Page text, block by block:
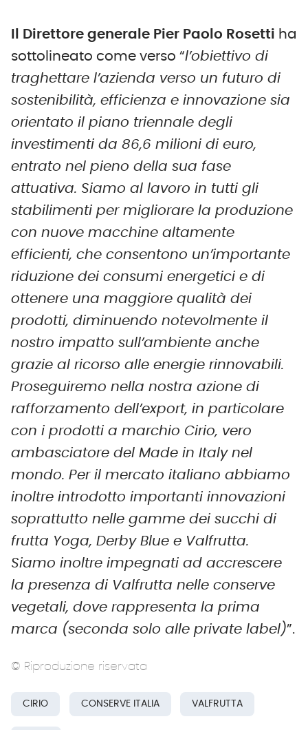
l Direttore generale Pier Paolo Rosetti ha
sottolineato come verso “l’obiettivo di
traghettare l’azienda verso un futuro di
sostenibilità, efficienza e innovazione sia
orientato il piano triennale degli
investimenti da 86,6 milioni di euro,
entrato nel pieno della sua fase
attuativa. Siamo al lavoro in tutti gli
stabilimenti per migliorare la produzione
con nuove macchine altamente
efficienti, che consentono un’importante
riduzione dei consumi energetici e di
ottenere una maggiore qualità dei
prodotti, diminuendo notevolmente il
nostro impatto sull’ambiente anche
grazie al ricorso alle energie rinnovabili.
Proseguiremo nella nostra azione di
rafforzamento dell’export, in particolare
con i prodotti a marchio Cirio, vero
ambasciatore del Made in Italy nel
mondo. Per il mercato italiano abbiamo
inoltre introdotto importanti innovazioni
soprattutto nelle gamme dei succhi di
frutta Yoga, Derby Blue e Valfrutta.
Siamo inoltre impegnati ad accrescere
la presenza di Valfrutta nelle conserve
vegetali, dove rappresenta la prima
marca (seconda solo alle private label)”.
© Riproduzione riservata
CIRIO CONSERVE ITALIA VALFRUTTA